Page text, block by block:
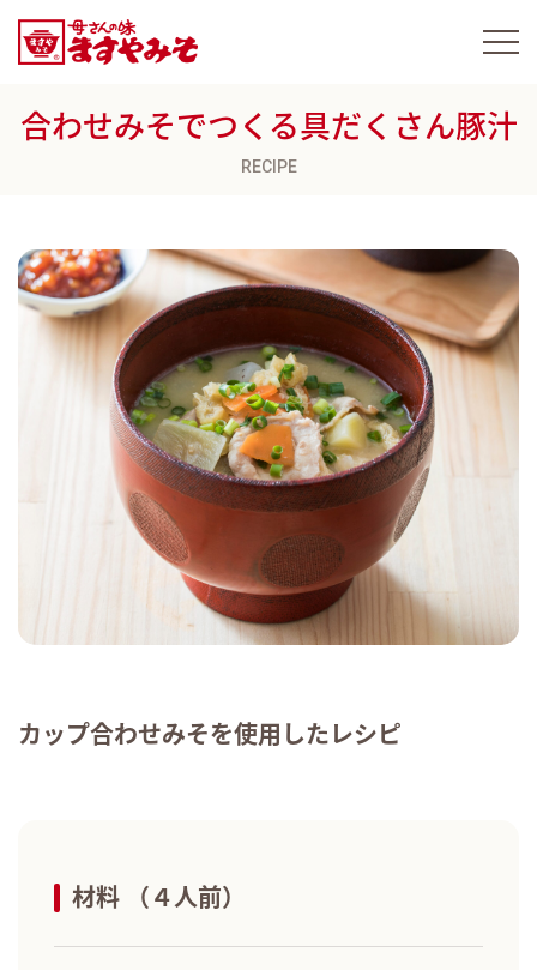
合わせみそでつくる具だくさん豚汁
RECIPE
カップ合わせみそを使用したレシピ
材料 （４人前）